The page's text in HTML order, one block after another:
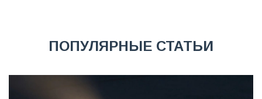
ПОПУЛЯРНЫЕ СТАТЬИ